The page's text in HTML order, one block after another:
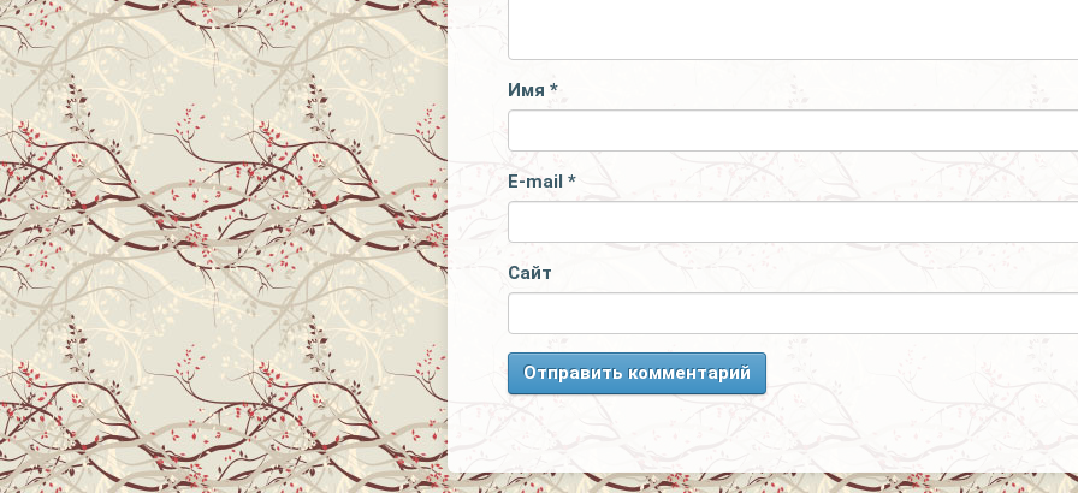
Имя *
E-mail *
Сайт